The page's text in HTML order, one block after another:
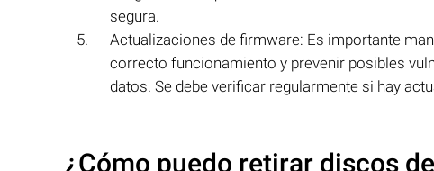
segura.
Actualizaciones de firmware: Es importante
correcto funcionamiento y prevenir posibles
datos. Se debe verificar regularmente si hay
¿Cómo puedo retirar discos